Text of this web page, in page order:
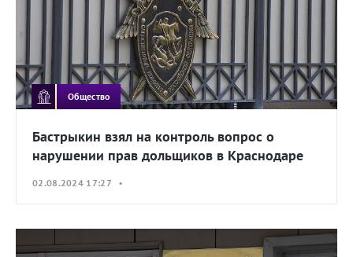
Общество
Бастрыкин взял на контроль вопрос о
нарушении прав дольщиков в Краснодаре
02.08.2024 17:27 •